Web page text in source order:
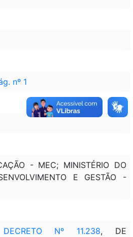
nº 1
- MEC; MINISTÉRIO DO
E GESTÃO -
DECRETO Nº 11.238, DE